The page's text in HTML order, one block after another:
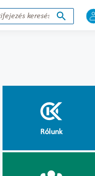
Rólunk